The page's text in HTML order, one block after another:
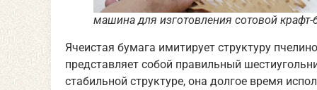
машина для изготовления сотовой крафт-
Ячеистая бумага имитирует структуру
представляет собой правильный
стабильной структуре, она долгое время